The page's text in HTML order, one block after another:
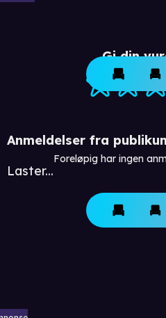
Gi din
Anmeldelser fra
Laster...
Foreløpig har ingen